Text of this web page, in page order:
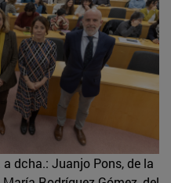
dcha.: Juanjo Pons, de la